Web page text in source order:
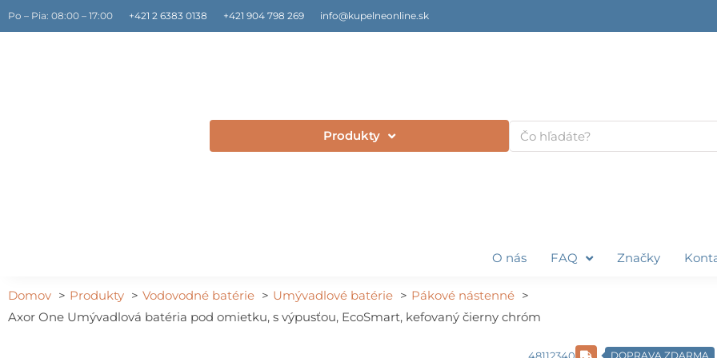
Preskočiť
na
Po – Pia: 08:00 – 17:00 +421 2 6383 0138 +421 904 798 269 info@kupelneonline.sk
Produkty Vyhľadať
O nás FAQ Značky
Domov Produkty Vodovodné batérie Umývadlové batérie
Pákové nástenné
Axor One Umývadlová batéria pod omietku, s výpusťou, EcoSmart, kefovaný čierny chróm
DOPRAVA ZDARMA